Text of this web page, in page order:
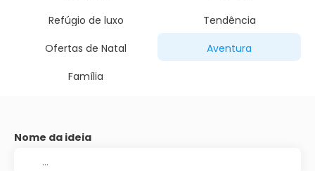
Refúgio de luxo
Tendência
Ofertas de Natal
Aventura
Família
Nome da ideia